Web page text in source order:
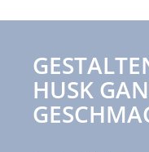
HUSK